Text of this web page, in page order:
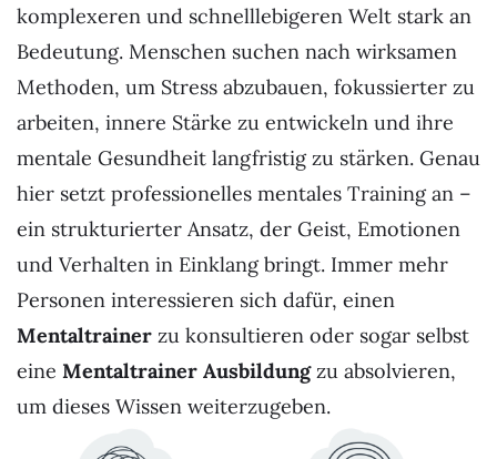
komplexeren und schnelllebigeren Welt stark an
Bedeutung. Menschen suchen nach wirksamen
Methoden, um Stress abzubauen, fokussierter zu
arbeiten, innere Stärke zu entwickeln und ihre
mentale Gesundheit langfristig zu stärken. Genau
hier setzt professionelles mentales Training an –
ein strukturierter Ansatz, der Geist, Emotionen
und Verhalten in Einklang bringt. Immer mehr
Personen interessieren sich dafür, einen
Mentaltrainer zu konsultieren oder sogar selbst
eine Mentaltrainer Ausbildungzu absolvieren,
um dieses Wissen weiterzugeben.